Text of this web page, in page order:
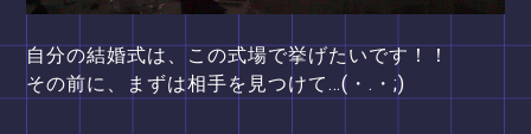
自分の結婚式は、この式場で挙げたいです！！
その前に、まずは相手を見つけて…(・.・;)